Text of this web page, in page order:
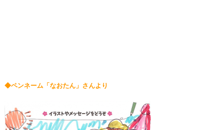
◆ペンネーム「なおたん」さんより